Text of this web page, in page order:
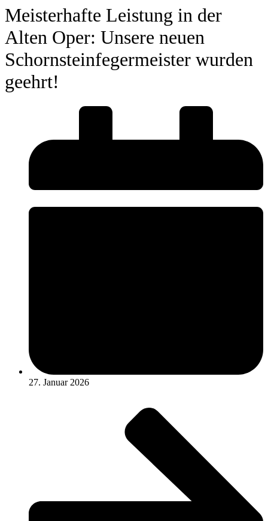
Meisterhafte Leistung in der
Alten Oper: Unsere neuen
Schornsteinfegermeister wurden
geehrt!
27. Januar 2026